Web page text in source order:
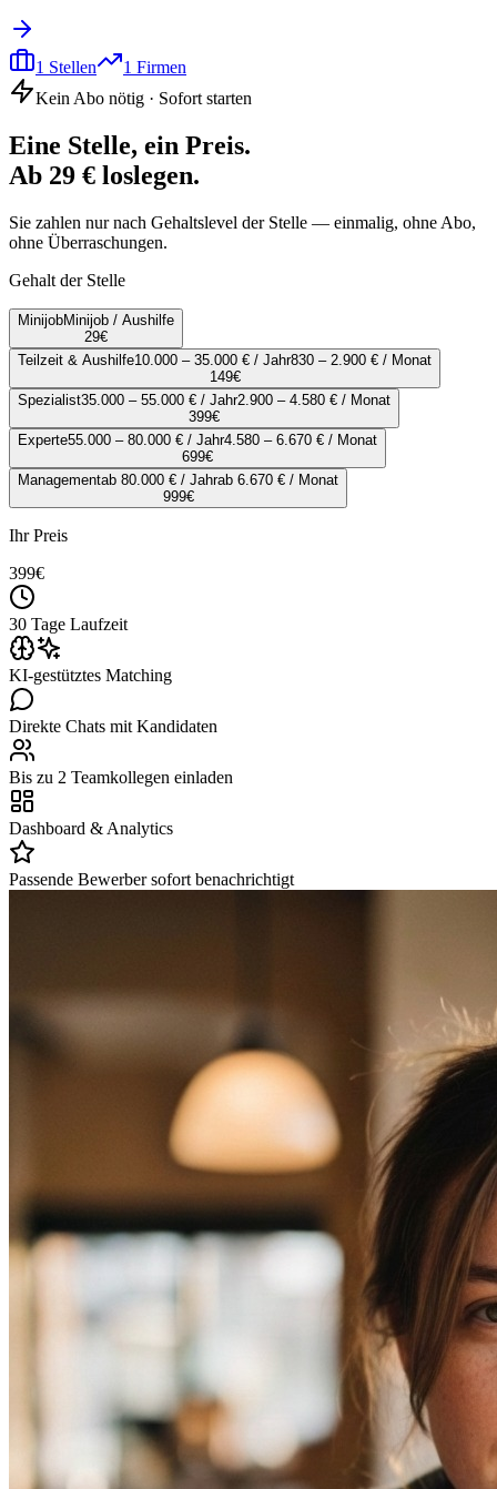
1 Stellen 1 Firmen
Kein Abo nötig · Sofort starten
Eine Stelle, ein Preis.
Ab 29 € loslegen.
Sie zahlen nur nach Gehaltslevel der Stelle — einmalig, ohne Abo,
ohne Überraschungen.
Gehalt der Stelle
MinijobMinijob / Aushilfe
29€
Teilzeit & Aushilfe10.000 – 35.000 € / Jahr830 – 2.900 € / Monat
149€
Spezialist35.000 – 55.000 € / Jahr2.900 – 4.580 € / Monat
399€
Experte55.000 – 80.000 € / Jahr4.580 – 6.670 € / Monat
699€
Managementab 80.000 € / Jahrab 6.670 € / Monat
999€
Ihr Preis
399€
30 Tage Laufzeit
KI-gestütztes Matching
Direkte Chats mit Kandidaten
Bis zu 2 Teamkollegen einladen
Dashboard & Analytics
Passende Bewerber sofort benachrichtigt